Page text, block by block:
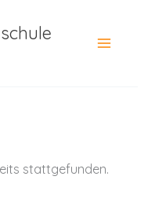
stattgefunden.